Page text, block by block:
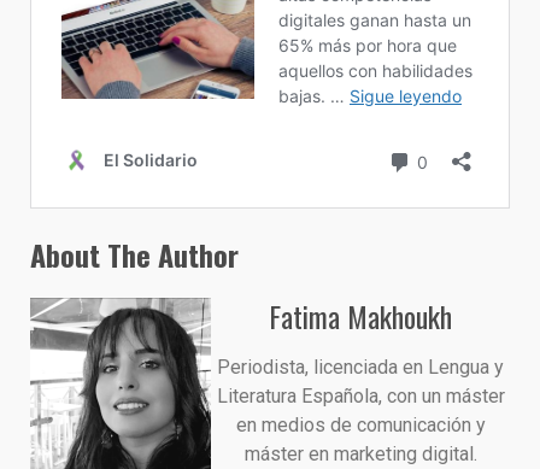
About The Author
Fatima Makhoukh
Periodista, licenciada en Lengua y
Literatura Española, con un máster
en medios de comunicación y
máster en marketing digital.